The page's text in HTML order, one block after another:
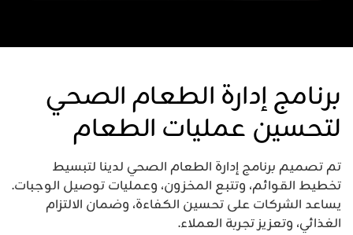
برنامج إدارة الطعام الصحي
لتحسين عمليات الطعام
تم تصميم برنامج إدارة الطعام الصحي لدينا لتبسيط
تخطيط القوائم، وتتبع المخزون، وعمليات توصيل الوجبات.
يساعد الشركات على تحسين الكفاءة، وضمان الالتزام
الغذائي، وتعزيز تجربة العملاء.